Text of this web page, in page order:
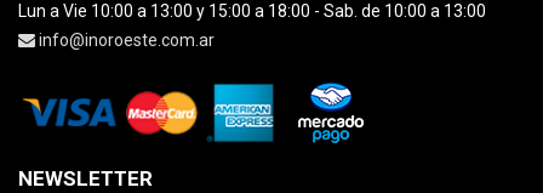
Lun a Vie 10:00 a 13:00 y 15:00 a 18:00 - Sab. de 10:00 a 13:00
info@inoroeste.com.ar
NEWSLETTER